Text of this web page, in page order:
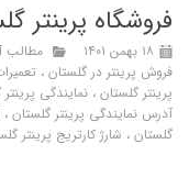
فروشگاه پرینتر
۱۸ بهمن ۱۴۰۱ مطالب
فروش پرینتر در گلستان ،
پرینتر گلستان ، نمایندگی
آدرس نمایندگی پرینتر گلستان ،
گلستان ، شارژ کارتریج پرینتر